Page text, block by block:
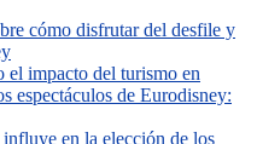
cómo disfrutar del desfile y
el impacto del turismo en
espectáculos de Eurodisney:
en la elección de los